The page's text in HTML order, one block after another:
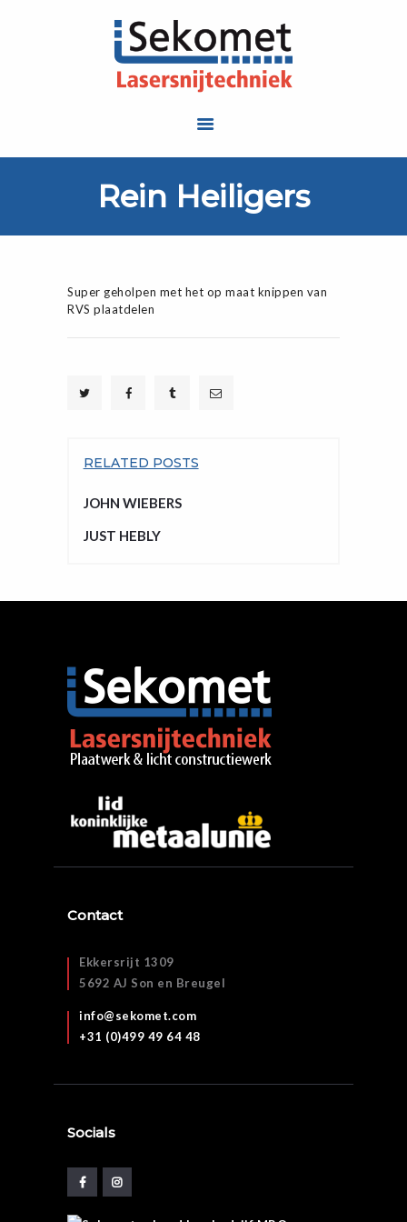
Rein Heiligers
HOME
PRODUCTEN
CONTACT
Super geholpen met het op maat knippen van
RVS plaatdelen
RELATED POSTS
JOHN WIEBERS
JUST HEBLY
Contact
Ekkersrijt 1309
5692 AJ Son en Breugel
info@sekomet.com
+31 (0)499 49 64 48
Socials